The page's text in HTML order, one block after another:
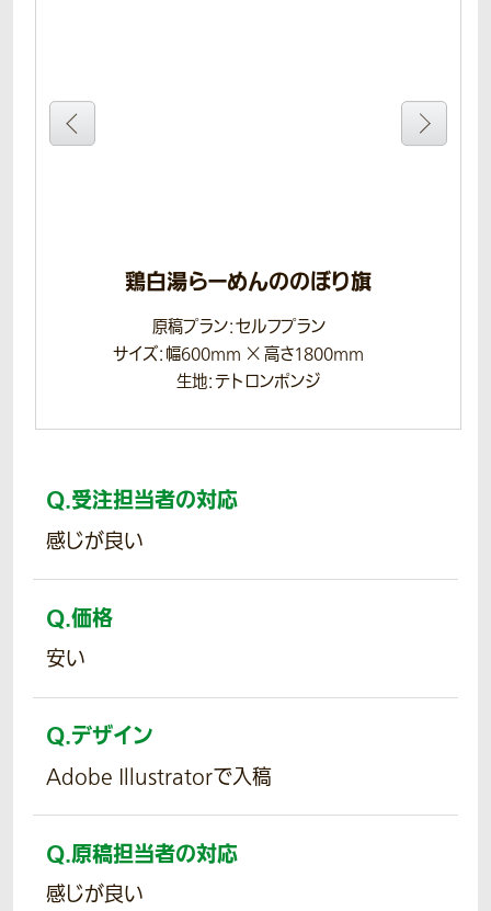
鶏白湯らーめんののぼり旗
原稿プラン：セルフプラン
サイズ：幅600mm × 高さ1800mm
生地：テトロンポンジ
Q.受注担当者の対応
感じが良い
Q.価格
安い
Q.デザイン
Adobe Illustratorで入稿
Q.原稿担当者の対応
感じが良い